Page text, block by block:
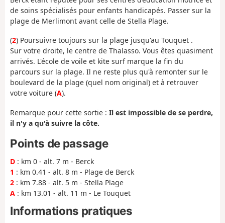
de soins spécialisés pour enfants handicapés. Passer sur la
plage de Merlimont avant celle de Stella Plage.
(2) Poursuivre toujours sur la plage jusqu'au Touquet .
Sur votre droite, le centre de Thalasso. Vous êtes quasiment
arrivés. L'école de voile et kite surf marque la fin du
parcours sur la plage. Il ne reste plus qu'à remonter sur le
boulevard de la plage (quel nom original) et à retrouver
votre voiture (A).
Remarque pour cette sortie : Il est impossible de se perdre,
il n'y a qu'à suivre la côte.
Points de passage
D : km 0 - alt. 7 m - Berck
1 : km 0.41 - alt. 8 m - Plage de Berck
2 : km 7.88 - alt. 5 m - Stella Plage
A : km 13.01 - alt. 11 m - Le Touquet
Informations pratiques